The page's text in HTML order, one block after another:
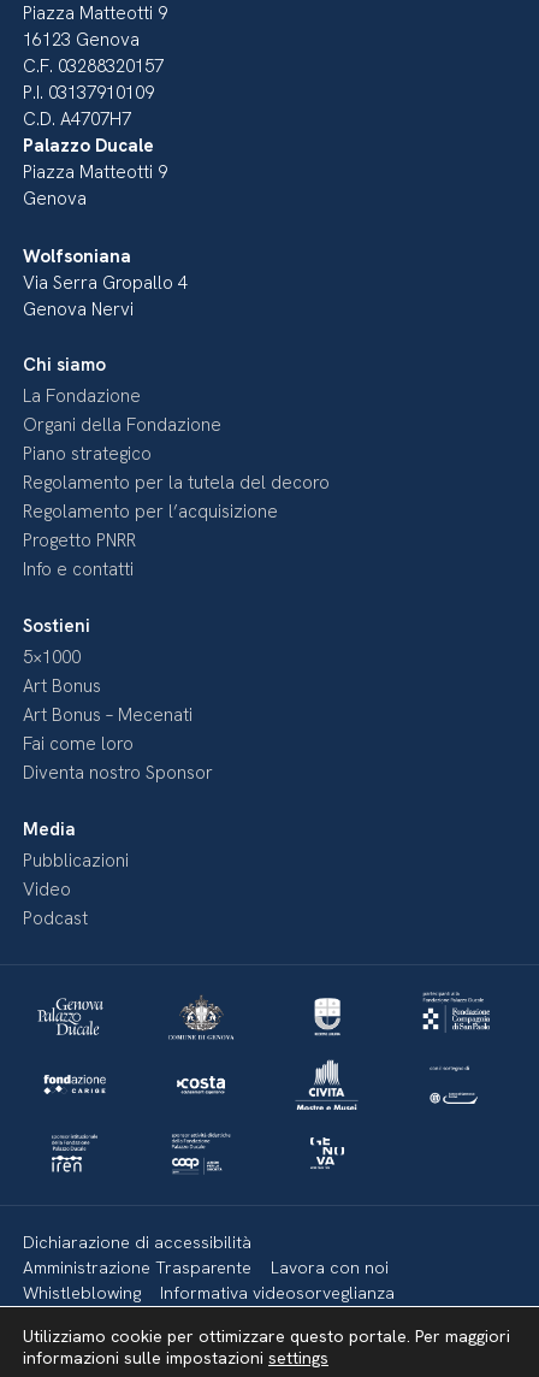
Piazza Matteotti 9
16123 Genova
C.F. 03288320157
P.I. 03137910109
C.D. A4707H7
Palazzo Ducale
Piazza Matteotti 9
Genova
Wolfsoniana
Via Serra Gropallo 4
Genova Nervi
Chi siamo
La Fondazione
Organi della Fondazione
Piano strategico
Regolamento per la tutela del decoro
Regolamento per l’acquisizione
Progetto PNRR
Info e contatti
Sostieni
5×1000
Art Bonus
Art Bonus – Mecenati
Fai come loro
Diventa nostro Sponsor
Media
Pubblicazioni
Video
Podcast
Dichiarazione di accessibilità
Amministrazione Trasparente
Lavora con noi
Whistleblowing
Informativa videosorveglianza
Mappa del sito
Utilizziamo cookie per ottimizzare questo portale. Per maggiori
informazioni sulle impostazioni settings